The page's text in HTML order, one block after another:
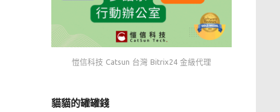
愷信科技 Catsun 台灣 Bitrix24 金級代理
貓貓的罐罐錢